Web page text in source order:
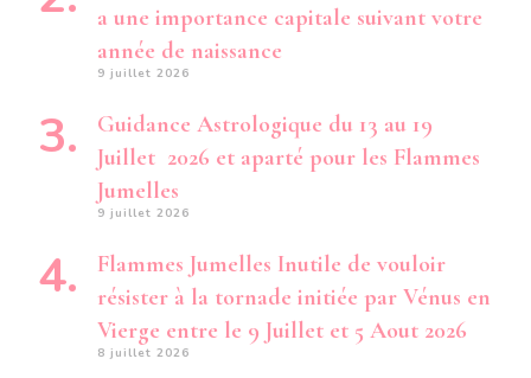
a une importance capitale suivant votre
année de naissance
9 juillet 2026
Guidance Astrologique du 13 au 19
Juillet 2026 et aparté pour les Flammes
Jumelles
9 juillet 2026
Flammes Jumelles Inutile de vouloir
résister à la tornade initiée par Vénus en
Vierge entre le 9 Juillet et 5 Aout 2026
8 juillet 2026